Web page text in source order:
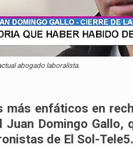
abogado laboralista.
más enfáticos en
Juan Domingo Gallo,
de El Sol-Tele5.